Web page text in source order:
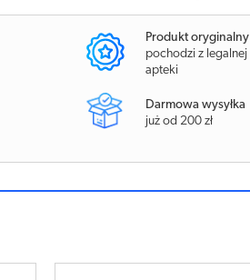
Produkt oryginalny
pochodzi z legalnej
apteki
Darmowa wysyłka
już od 200 zł